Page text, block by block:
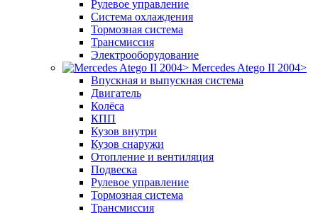
Рулевое управление
Система охлаждения
Тормозная система
Трансмиссия
Электрооборудование
Mercedes Atego II 2004>
Впускная и выпускная система
Двигатель
Колёса
КПП
Кузов внутри
Кузов снаружи
Отопление и вентиляция
Подвеска
Рулевое управление
Тормозная система
Трансмиссия